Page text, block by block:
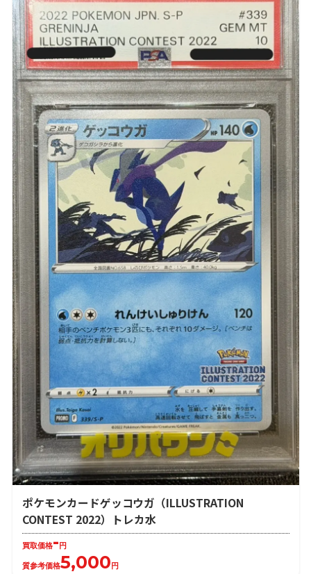
ポケモンカードゲッコウガ（ILLUSTRATION
CONTEST 2022）トレカ水
買取価格- 円
質参考価格5,000 円